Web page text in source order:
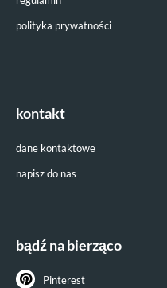
polityka prywatności
kontakt
dane kontaktowe
napisz do nas
bądź na bierząco
Pinterest